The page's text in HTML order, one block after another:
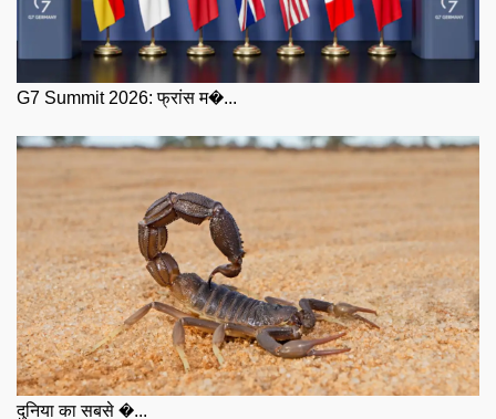
G7 Summit 2026: फ्रांस म�...
दुनिया का सबसे �...